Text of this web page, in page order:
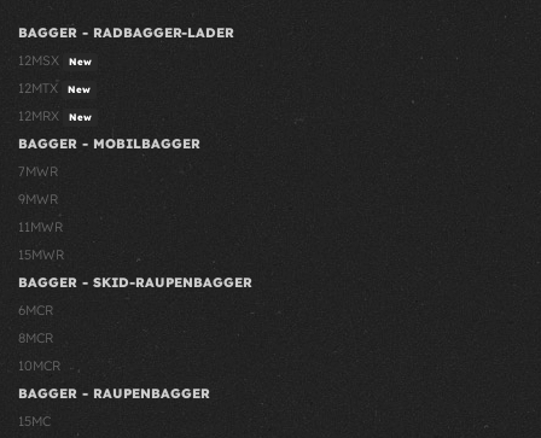
BAGGER - RADBAGGER-LADER
12MSX
New
12MTX New
12MRX New
BAGGER - MOBILBAGGER
7MWR
9MWR
11MWR
15MWR
BAGGER - SKID-RAUPENBAGGER
6MCR
8MCR
10MCR
BAGGER - RAUPENBAGGER
15MC